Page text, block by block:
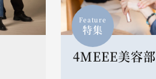
Feature
特集
4MEEE美容部